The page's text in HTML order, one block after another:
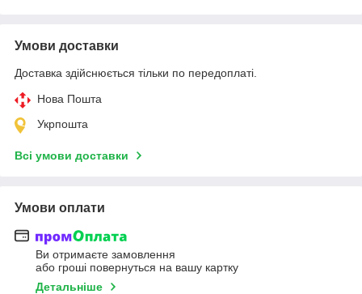
Умови доставки
Доставка здійснюється тільки по передоплаті.
Нова Пошта
Укрпошта
Всі умови доставки
Умови оплати
Ви отримаєте замовлення
або гроші повернуться на вашу картку
Детальніше